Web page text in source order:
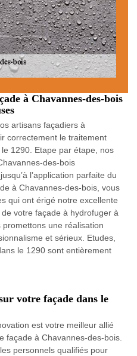
à Chavannes-des-bois
artisans façadiers à
correctement le traitement
1290. Etape par étape, nos
des-bois
l’application parfaite du
à Chavannes-des-bois, vous
qui ont érigé notre excellente
votre façade à hydrofuger à
une réalisation
et sérieux. Etudes,
le 1290 sont entièrement
votre façade dans le
est votre meilleur allié
façade à Chavannes-des-bois.
personnels qualifiés pour